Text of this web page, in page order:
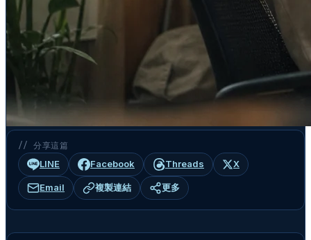
// 分享這篇
LINE Facebook Threads X
Email 複製連結 更多